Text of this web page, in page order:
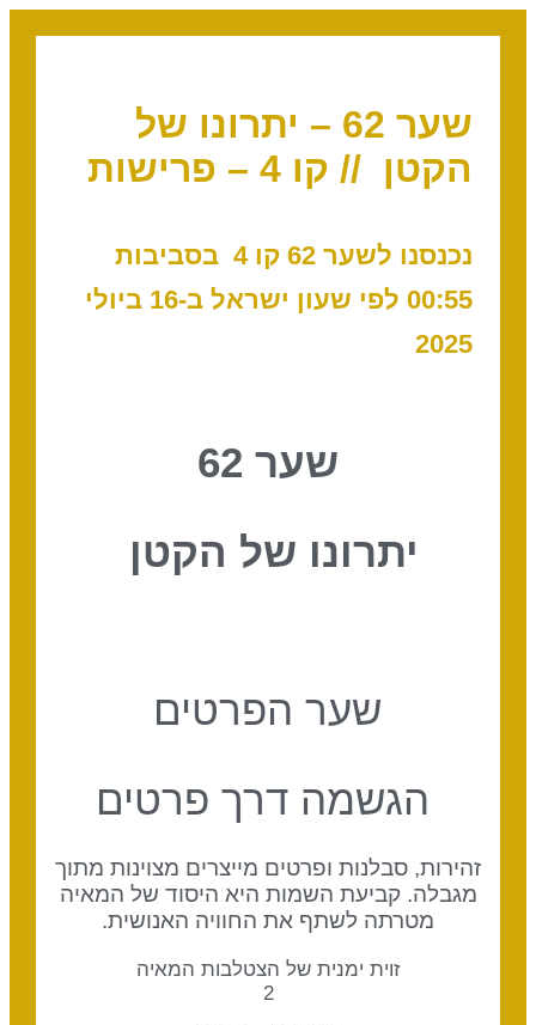
שער 62 – יתרונו של
הקטן // קו 4 – פרישות
נכנסנו לשער 62 קו 4
בסביבות
00:55
לפי שעון ישראל ב-16 ביולי
2025
שער 62
יתרונו של הקטן
שער הפרטים
הגשמה דרך פרטים
זהירות, סבלנות ופרטים מייצרים מצוינות מתוך
מגבלה. קביעת השמות היא היסוד של המאיה
מטרתה לשתף את החוויה האנושית.
זוית ימנית של הצטלבות המאיה